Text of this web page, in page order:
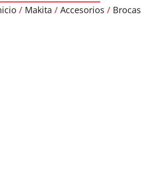
/ Makita / Accesorios / Brocas